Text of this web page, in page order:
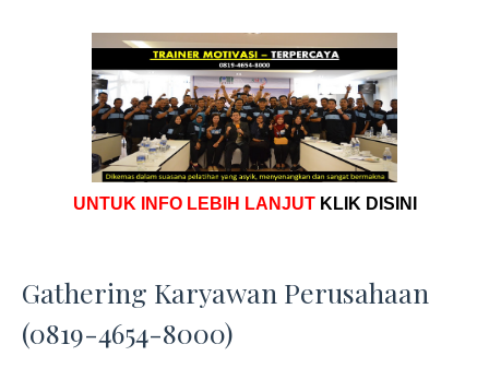
UNTUK INFO LEBIH LANJUT KLIK DISINI
Gathering Karyawan Perusahaan
(0819-4654-8000)